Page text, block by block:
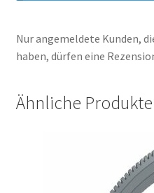
Nur angemeldete Kunden,
haben, dürfen eine
Ähnliche Produkte